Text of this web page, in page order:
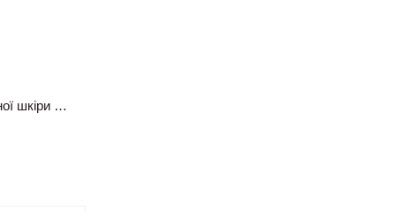
Сумка жіноча фермуар з натуральної шкіри біла